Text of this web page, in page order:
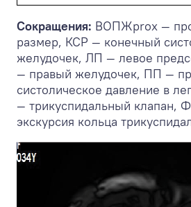
Сокращения: ВОПЖprox —
размер, КСР — конечный
желудочек, ЛП — левое
— правый желудочек, ПП —
систолическое давление в
— трикуспидальный клапан,
экскурсия кольца